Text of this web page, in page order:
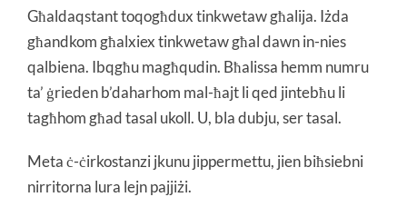
Għaldaqstant toqogħdux tinkwetaw għalija. Iżda
għandkom għalxiex tinkwetaw għal dawn in-nies
qalbiena. Ibqgħu magħqudin. Bħalissa hemm numru
ta’ ġrieden b’daharhom mal-ħajt li qed jintebħu li
tagħhom għad tasal ukoll. U, bla dubju, ser tasal.
Meta ċ-ċirkostanzi jkunu jippermettu, jien biħsiebni
nirritorna lura lejn pajjiżi.